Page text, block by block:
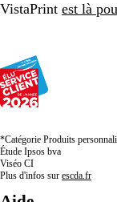
VistaPrint est là
*Catégorie Produits
Étude Ipsos bva
Viséo CI
Plus d'infos sur escda.fr